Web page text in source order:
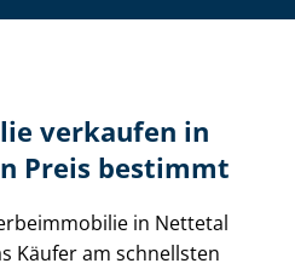
verkaufen in
Preis bestimmt
in Nettetal
Käufer am schnellsten